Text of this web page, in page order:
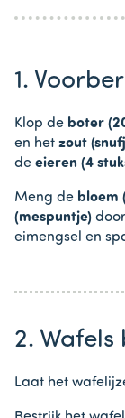
1.
Klop de boter
en het zout
de eieren (4
Meng de bloem
(mespuntje)
eimengsel en
2. Wafels
Laat het